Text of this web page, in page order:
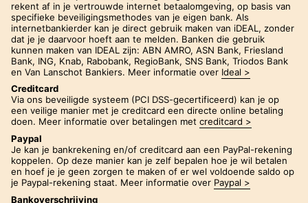
rekent af in je vertrouwde internet betaalomgeving, op basis van
specifieke beveiligingsmethodes van je eigen bank. Als
internetbankierder kan je direct gebruik maken van iDEAL, zonder
dat je je daarvoor hoeft aan te melden. Banken die gebruik
kunnen maken van IDEAL zijn: ABN AMRO, ASN Bank, Friesland
Bank, ING, Knab, Rabobank, RegioBank, SNS Bank, Triodos Bank
en Van Lanschot Bankiers. Meer informatie over Ideal >
Creditcard
Via ons beveiligde systeem (PCI DSS-gecertificeerd) kan je op
een veilige manier met je creditcard een directe online betaling
doen. Meer informatie over betalingen met creditcard >
Paypal
Je kan je bankrekening en/of creditcard aan een PayPal-rekening
koppelen. Op deze manier kan je zelf bepalen hoe je wil betalen
en hoef je je geen zorgen te maken of er wel voldoende saldo op
je Paypal-rekening staat. Meer informatie over Paypal >
Bankoverschrijving